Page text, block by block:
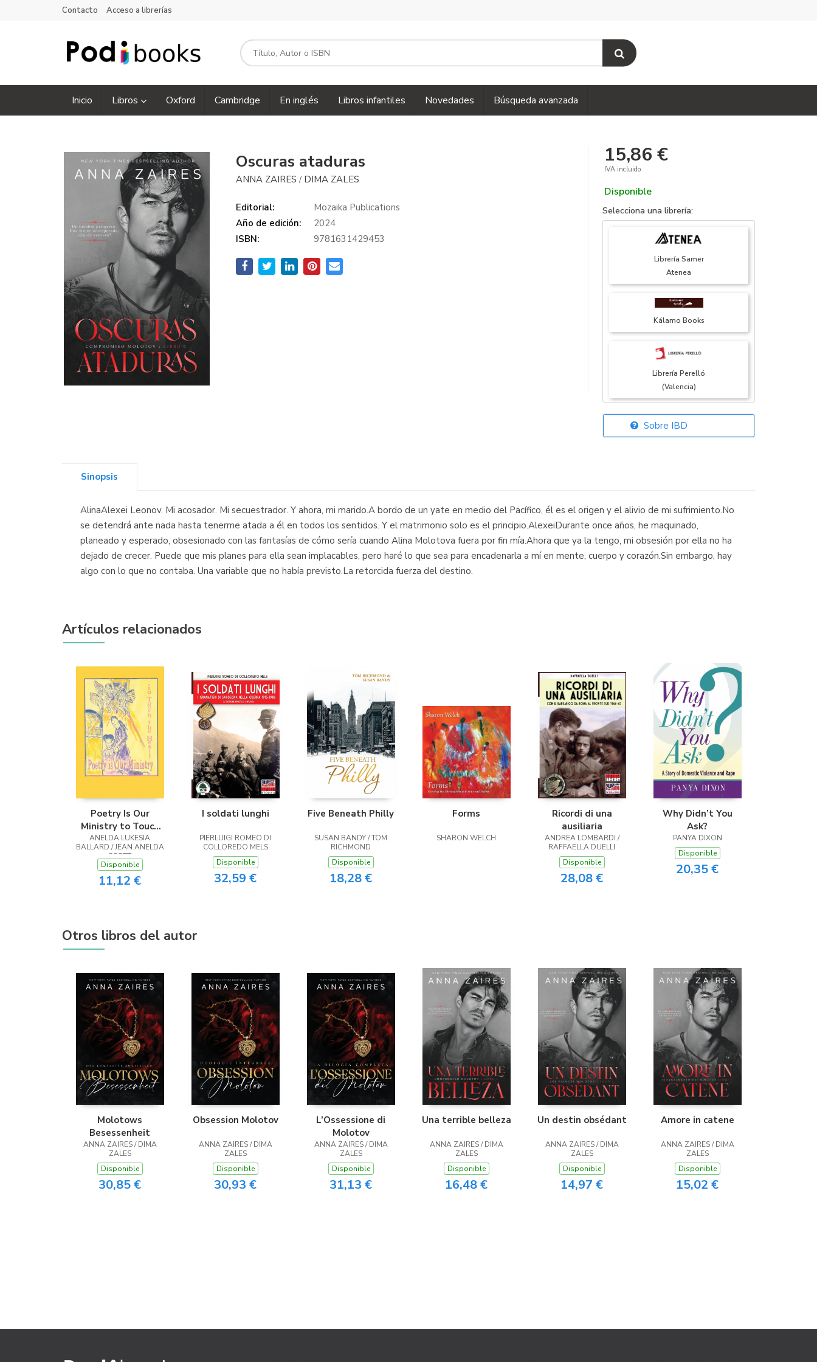
Contacto Acceso a librerías
Inicio Libros Oxford Cambridge En inglés Libros infantiles Novedades Búsqueda avanzada
Oscuras ataduras
ANNA ZAIRES / DIMA ZALES
Editorial:
Mozaika Publications
Año de edición:
2024
ISBN:
9781631429453
15,86 €
IVA incluido
Disponible
Selecciona una librería:
Librería Samer
Atenea
Kálamo Books
Librería Perelló
(Valencia)
Librería Elías
(Madrid)
Sobre IBD
Sinopsis
AlinaAlexei Leonov. Mi acosador. Mi secuestrador. Y ahora, mi marido.A bordo de un yate en medio del Pacífico, él es el origen y el alivio de mi sufrimiento.No
se detendrá ante nada hasta tenerme atada a él en todos los sentidos. Y el matrimonio solo es el principio.AlexeiDurante once años, he maquinado,
planeado y esperado, obsesionado con las fantasías de cómo sería cuando Alina Molotova fuera por fin mía.Ahora que ya la tengo, mi obsesión por ella no ha
dejado de crecer. Puede que mis planes para ella sean implacables, pero haré lo que sea para encadenarla a mí en mente, cuerpo y corazón.Sin embargo, hay
algo con lo que no contaba. Una variable que no había previsto.La retorcida fuerza del destino.
Artículos relacionados
Poetry Is Our
Ministry to Touch
the Heart
ANELDA LUKESIA
BALLARD / JEAN ANELDA
SCOTT
Disponible
11,12 €
I soldati lunghi
PIERLUIGI ROMEO DI
COLLOREDO MELS
Disponible
32,59 €
Five Beneath Philly
SUSAN BANDY / TOM
RICHMOND
Disponible
18,28 €
Forms
SHARON WELCH
Ricordi di una
ausiliaria
ANDREA LOMBARDI /
RAFFAELLA DUELLI
Disponible
28,08 €
Why Didn’t You
Ask?
PANYA DIXON
Disponible
20,35 €
Otros libros del autor
Molotows
Besessenheit
ANNA ZAIRES / DIMA
ZALES
Disponible
30,85 €
Obsession Molotov
ANNA ZAIRES / DIMA
ZALES
Disponible
30,93 €
L’Ossessione di
Molotov
ANNA ZAIRES / DIMA
ZALES
Disponible
31,13 €
Una terrible belleza
ANNA ZAIRES / DIMA
ZALES
Disponible
16,48 €
Un destin obsédant
ANNA ZAIRES / DIMA
ZALES
Disponible
14,97 €
Amore in catene
ANNA ZAIRES / DIMA
ZALES
Disponible
15,02 €